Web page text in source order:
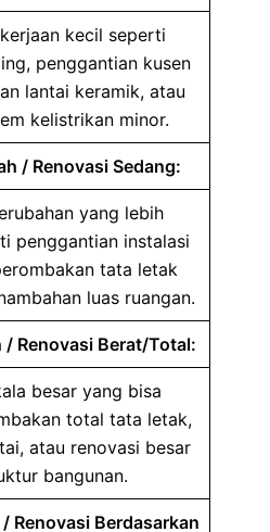
kecil seperti
penggantian kusen
lantai keramik, atau
kelistrikan minor.
/ Renovasi Sedang:
yang lebih
penggantian instalasi
tata letak
luas ruangan.
/ Renovasi Berat/Total:
besar yang bisa
total tata letak,
atau renovasi besar
bangunan.
Renovasi Berdasarkan